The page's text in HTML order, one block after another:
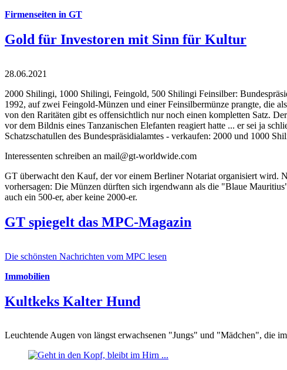
Firmenseiten in GT
Gold für Investoren mit Sinn für Kultur
28.06.2021
2000 Shilingi, 1000 Shilingi, Feingold, 500 Shilingi Feinsilber:
1992, auf zwei Feingold-Münzen und einer Feinsilbermünze prangte, die
von den Raritäten gibt es offensichtlich nur noch einen kompletten Satz.
vor dem Bildnis eines Tanzanischen Elefanten reagiert hatte ... er sei ja
Schatzschatullen des Bundespräsidialamtes - verkaufen: 2000 und 1000
Interessenten schreiben an mail@gt-worldwide.com
GT überwacht den Kauf, der vor einem Berliner Notariat organisiert wird.
vorhersagen: Die Münzen dürften sich irgendwann als die "Blaue
auch ein 500-er, aber keine 2000-er.
GT spiegelt das MPC-Magazin
Die schönsten Nachrichten vom MPC lesen
Immobilien
Kultkeks Kalter Hund
Leuchtende Augen von längst erwachsenen "Jungs" und "Mädchen", die